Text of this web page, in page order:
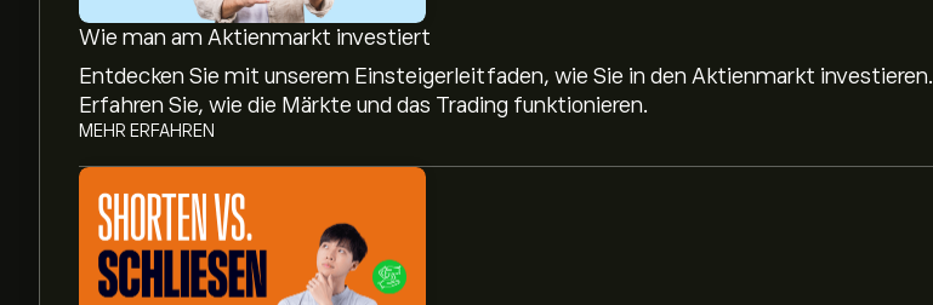
Wie man am Aktienmarkt investiert
Entdecken Sie mit unserem Einsteigerleitfaden, wie Sie in den Aktienmarkt investieren.
Erfahren Sie, wie die Märkte und das Trading funktionieren.
MEHR ERFAHREN
Aktueller SF.US Aktienkurs liegt bei 84.31‎$‎.